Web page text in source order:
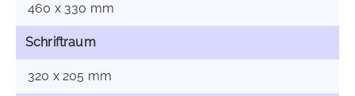
460 x 330 mm
Schriftraum
320 x 205 mm